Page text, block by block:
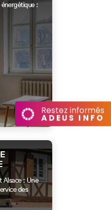
:
Alsace : Une
des
Restez informés
ADEUS INFO